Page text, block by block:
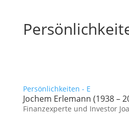
Persönlichkeiten - E
Jochem Erlemann (1938 –
Finanzexperte und Investor